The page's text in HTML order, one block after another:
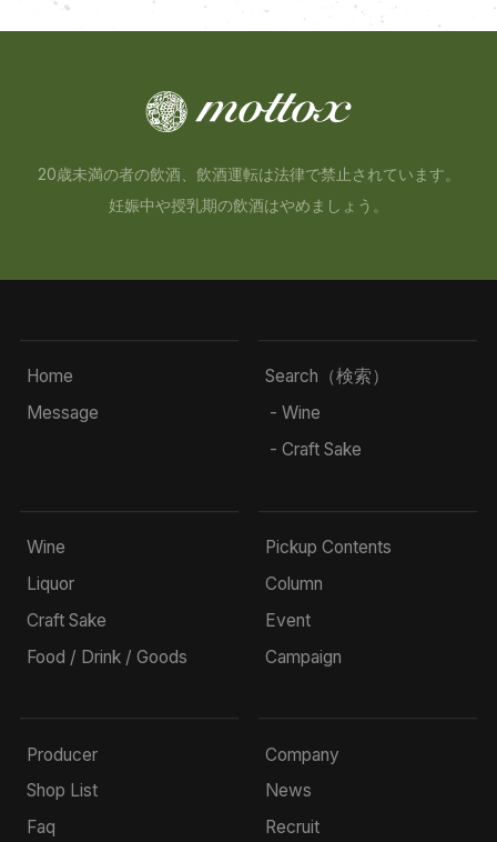
20歳未満の者の飲酒、飲酒運転は法律で禁止されています。
妊娠中や授乳期の飲酒はやめましょう。
Home
Message
Search（検索）
- Wine
- Craft Sake
Wine
Liquor
Craft Sake
Food / Drink / Goods
Pickup Contents
Column
Event
Campaign
Producer
Shop List
Faq
Company
News
Recruit